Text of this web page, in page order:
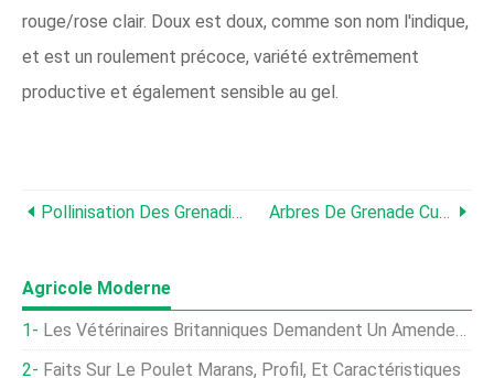
rouge/rose clair. Doux est doux, comme son nom l'indique,
et est un roulement précoce, variété extrêmement
productive et également sensible au gel.
Pollinisation Des Grenadiers :les Grenadiers S'autopollinisent-Ils ? Arbres De Grenade Cultivés En Conteneur - Conseils Pour Faire Pousser Une Grenade Dans Un Pot
Agricole Moderne
Les Vétérinaires Britanniques Demandent Un Amendement Sur Le Bien-Être Animal Alors Que Le Projet De Loi Sur L'agriculture Progresse À La Chambre Des Lords
Faits Sur Le Poulet Marans, Profil, Et Caractéristiques